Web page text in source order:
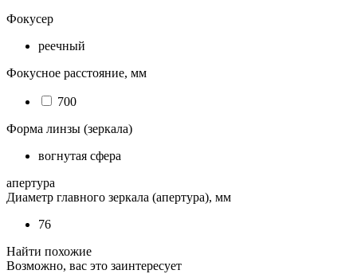
Фокусер
реечный
Фокусное расстояние, мм
700
Форма линзы (зеркала)
вогнутая сфера
апертура
Диаметр главного зеркала (апертура), мм
76
Найти похожие
Возможно, вас это заинтересует